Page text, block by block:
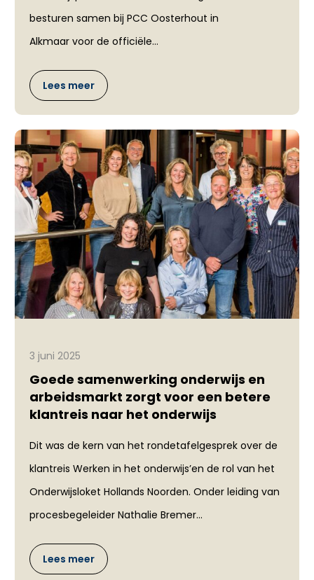
besturen samen bij PCC Oosterhout in
Alkmaar voor de officiële...
Lees meer
3 juni 2025
Goede samenwerking onderwijs en
arbeidsmarkt zorgt voor een betere
klantreis naar het onderwijs
Dit was de kern van het rondetafelgesprek over de
klantreis Werken in het onderwijs’en de rol van het
Onderwijsloket Hollands Noorden. Onder leiding van
procesbegeleider Nathalie Bremer...
Lees meer